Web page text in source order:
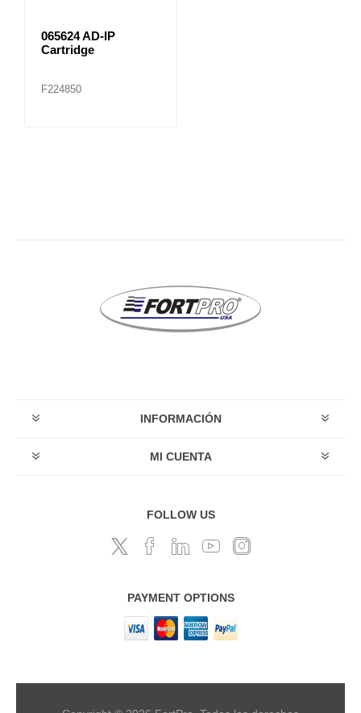
065624 AD-IP
Cartridge
F224850
INFORMACIÓN
MI CUENTA
FOLLOW US
PAYMENT OPTIONS